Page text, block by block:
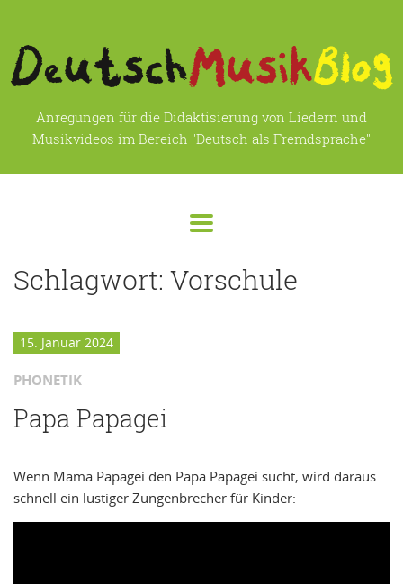
Anregungen für die Didaktisierung von Liedern und
Musikvideos im Bereich "Deutsch als Fremdsprache"
Schlagwort: Vorschule
15. Januar 2024
PHONETIK
Papa Papagei
Wenn Mama Papagei den Papa Papagei sucht, wird daraus
schnell ein lustiger Zungenbrecher für Kinder: